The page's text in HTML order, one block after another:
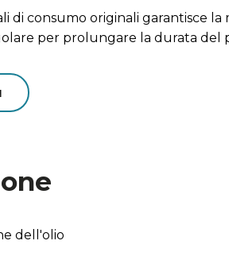
di consumo originali garantisce
per prolungare la durata del
dell'olio